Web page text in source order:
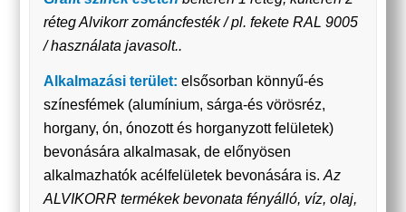
réteg Alvikorr zománcfesték / pl. fekete RAL 9005
/ használata javasolt..
Alkalmazási terület: elsősorban könnyű-és
színesfémek (alumínium, sárga-és vörösréz,
horgany, ón, ónozott és horganyzott felületek)
bevonására alkalmasak, de előnyösen
alkalmazhatók acélfelületek bevonására is.Az
ALVIKORR termékek bevonata fényálló, víz, olaj,